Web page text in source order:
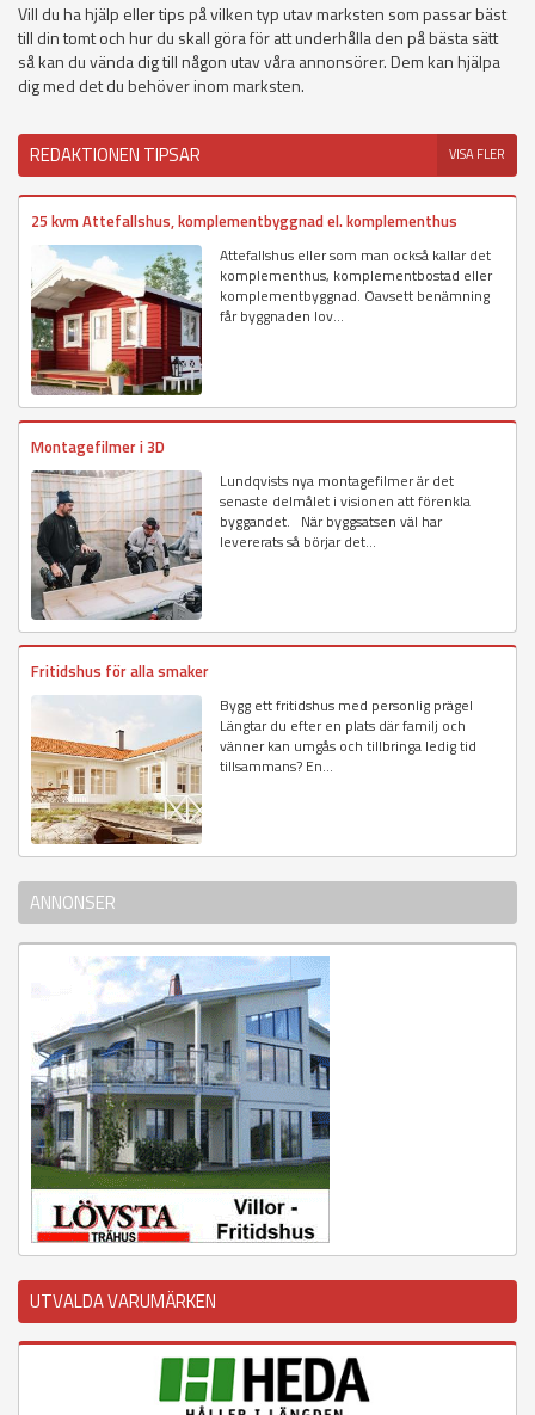
Vill du ha hjälp eller tips på vilken typ utav marksten som passar bäst
till din tomt och hur du skall göra för att underhålla den på bästa sätt
så kan du vända dig till någon utav våra annonsörer. Dem kan hjälpa
dig med det du behöver inom marksten.
REDAKTIONEN TIPSAR VISA FLER
25 kvm Attefallshus, komplementbyggnad el. komplementhus
Attefallshus eller som man också kallar det
komplementhus, komplementbostad eller
komplementbyggnad. Oavsett benämning
får byggnaden lov...
Montagefilmer i 3D
Lundqvists nya montagefilmer är det
senaste delmålet i visionen att förenkla
byggandet. När byggsatsen väl har
levererats så börjar det...
Fritidshus för alla smaker
Bygg ett fritidshus med personlig prägel
Längtar du efter en plats där familj och
vänner kan umgås och tillbringa ledig tid
tillsammans? En...
ANNONSER
UTVALDA VARUMÄRKEN